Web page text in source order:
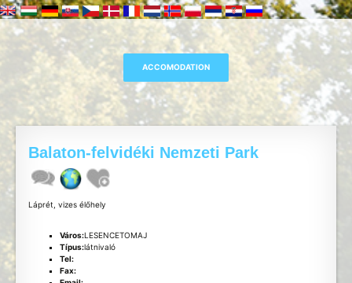
Balaton-felvidéki Nemzeti Park
Láprét, vizes élőhely
Város:LESENCETOMAJ
Típus:látnivaló
Tel:
Fax: